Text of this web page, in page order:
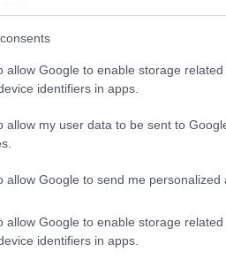
allow Google to enable storage
identifiers in apps.
allow my user data to be sent to
allow Google to send me personalized
allow Google to enable storage
identifiers in apps.